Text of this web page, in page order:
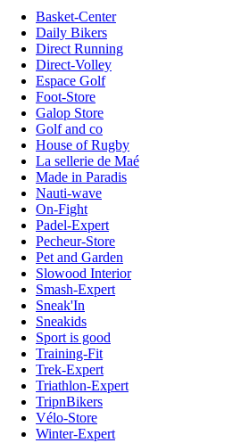
Basket-Center
Daily Bikers
Direct Running
Direct-Volley
Espace Golf
Foot-Store
Galop Store
Golf and co
House of Rugby
La sellerie de Maé
Made in Paradis
Nauti-wave
On-Fight
Padel-Expert
Pecheur-Store
Pet and Garden
Slowood Interior
Smash-Expert
Sneak'In
Sneakids
Sport is good
Training-Fit
Trek-Expert
Triathlon-Expert
TripnBikers
Vélo-Store
Winter-Expert